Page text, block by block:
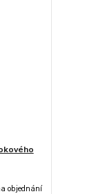
objednání